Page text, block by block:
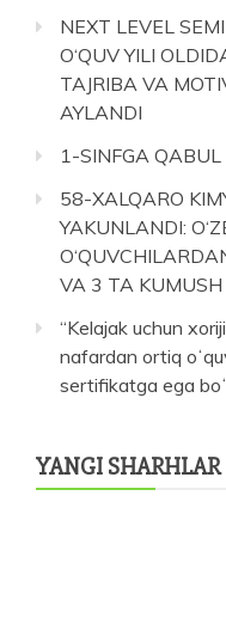
NEXT LEVEL
O‘QUV YILI
TAJRIBA VA
AYLANDI
1-SINFGA
58-XALQARO
YAKUNLANDI:
VA 3 TA KUMUSH
“Kelajak uchun
nafardan ortiq
sertifikatga ega
YANGI SHARHLAR